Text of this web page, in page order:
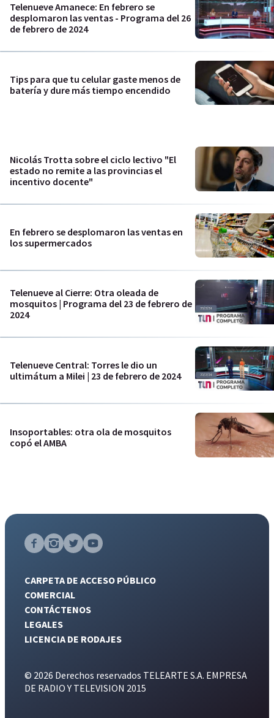
Telenueve Amanece: En febrero se
desplomaron las ventas - Programa del 26
de febrero de 2024
Tips para que tu celular gaste menos de
batería y dure más tiempo encendido
Nicolás Trotta sobre el ciclo lectivo "El
estado no remite a las provincias el
incentivo docente"
En febrero se desplomaron las ventas en
los supermercados
Telenueve al Cierre: Otra oleada de
mosquitos | Programa del 23 de febrero de
2024
Telenueve Central: Torres le dio un
ultimátum a Milei | 23 de febrero de 2024
Insoportables: otra ola de mosquitos
copó el AMBA
CARPETA DE ACCESO PÚBLICO
COMERCIAL
CONTÁCTENOS
LEGALES
LICENCIA DE RODAJES
© 2026 Derechos reservados TELEARTE S.A. EMPRESA
DE RADIO Y TELEVISION 2015